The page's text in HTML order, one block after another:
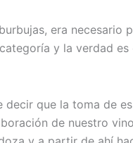
era
y la verdad
que la toma de
de nuestro